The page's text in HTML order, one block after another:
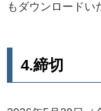
もダウンロードい
4.締切